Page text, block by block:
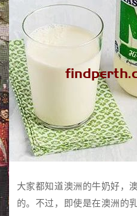
大家都知道澳洲的牛奶好，
的。不过，即使是在澳洲的